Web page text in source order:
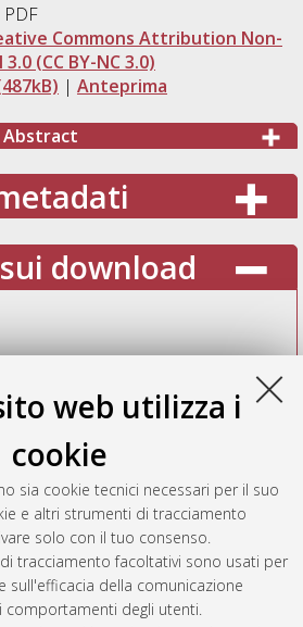
web utilizza i
cookie
sia cookie tecnici necessari per il suo
e altri strumenti di tracciamento
solo con il tuo consenso.
tracciamento facoltativi sono usati per
sull'efficacia della comunicazione
comportamenti degli utenti.
Commons Attribution Non-
(CC BY-NC 3.0)
| Anteprima
Abstract
download
altre statistiche
del documento: